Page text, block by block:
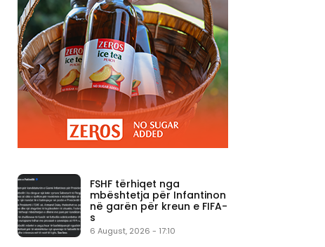
FSHF tërhiqet nga
mbështetja për Infantinon
në garën për kreun e FIFA-
s
6 August, 2026 - 17:10